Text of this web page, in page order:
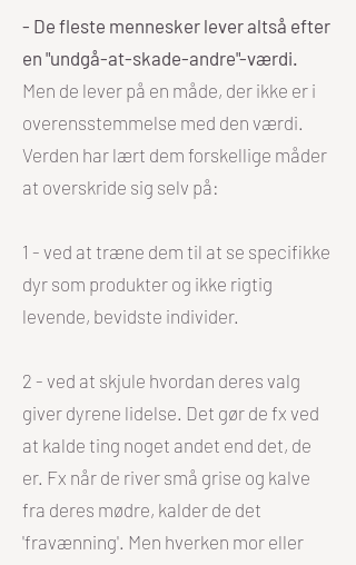
- De fleste mennesker lever altså efter
en "undgå-at-skade-andre"-værdi.
Men de lever på en måde, der ikke er i
overensstemmelse med den værdi.
Verden har lært dem forskellige måder
at overskride sig selv på:
1 - ved at træne dem til at se specifikke
dyr som produkter og ikke rigtig
levende, bevidste individer.
2 - ved at skjule hvordan deres valg
giver dyrene lidelse. Det gør de fx ved
at kalde ting noget andet end det, de
er. Fx når de river små grise og kalve
fra deres mødre, kalder de det
'fravænning'. Men hverken mor eller